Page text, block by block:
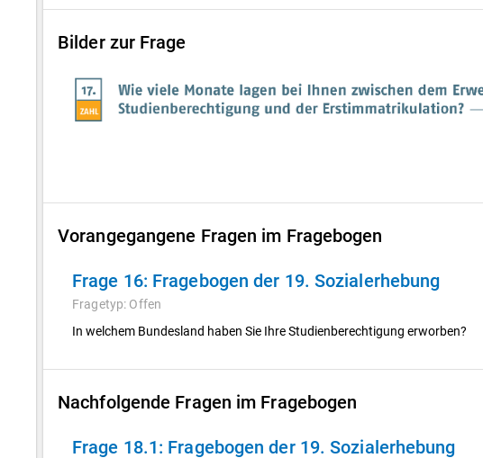
Bilder zur Frage
Vorangegangene Fragen im Fragebogen
Frage 16: Fragebogen der 19. Sozialerhebung
Fragetyp: Offen
In welchem Bundesland haben Sie Ihre Studienberechtigung erworben?
Nachfolgende Fragen im Fragebogen
Frage 18.1: Fragebogen der 19. Sozialerhebung